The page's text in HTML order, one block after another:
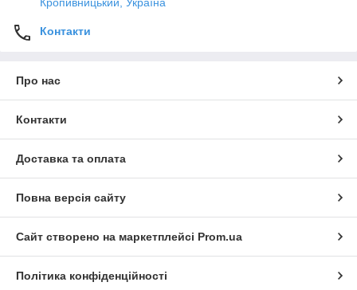
Контакти
Про нас
Контакти
Доставка та оплата
Повна версія сайту
Сайт створено на маркетплейсі Prom.ua
Політика конфіденційності